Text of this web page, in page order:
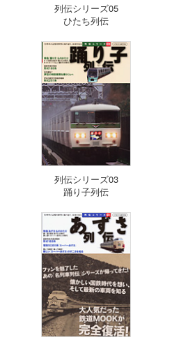
列伝シリーズ05
ひたち列伝
列伝シリーズ03
踊り子列伝